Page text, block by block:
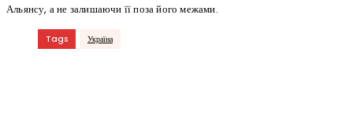
Альянсу, а не залишаючи її поза його межами.
Tags Україна